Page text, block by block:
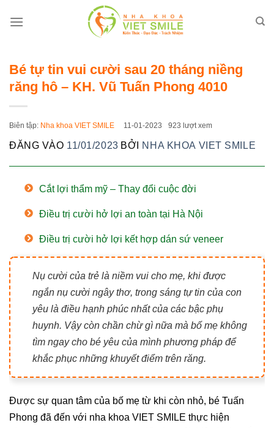
qua
Bé tự tin vui cười sau 20 tháng niềng
răng hô – KH. Vũ Tuấn Phong 4010
Biên tập: Nha khoa VIET SMILE 11-01-2023 923 lượt xem
ĐĂNG VÀO 11/01/2023 BỞI NHA KHOA VIET SMILE
Cắt lợi thẩm mỹ – Thay đổi cuộc đời
Điều trị cười hở lợi an toàn tại Hà Nội
Điều trị cười hở lợi kết hợp dán sứ veneer
Nụ cười của trẻ là niềm vui cho mẹ, khi được
ngắn nụ cười ngây thơ, trong sáng tự tin của con
yêu là điều hạnh phúc nhất của các bậc phụ
huynh. Vậy còn chần chừ gì nữa mà bố mẹ không
tìm ngay cho bé yêu của mình phương pháp để
khắc phục những khuyết điểm trên răng.
Được sự quan tâm của bố mẹ từ khi còn nhỏ, bé Tuấn
Phong đã đến với nha khoa VIET SMILE thực hiện